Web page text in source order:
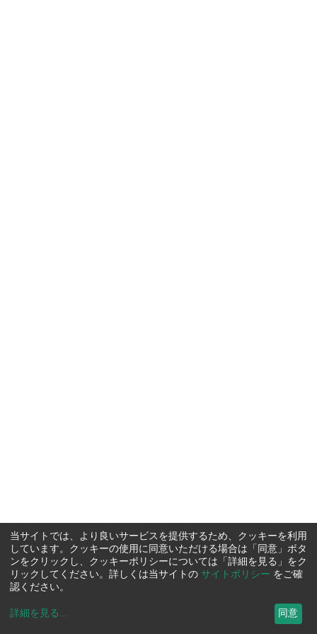
当サイトでは、より良いサービスを提供するため、クッキーを利用
しています。クッキーの使用に同意いただける場合は「同意」ボタ
ンをクリックし、クッキーポリシーについては「詳細を見る」をク
リックしてください。詳しくは当サイトの サイトポリシー をご確
認ください。
詳細を見る ... 同意